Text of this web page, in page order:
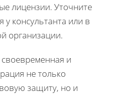
лицензии. Уточните
у консультанта или в
организации.
и
не только
защиту, но и